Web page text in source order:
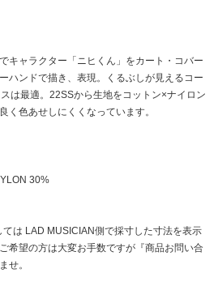
キャラクター「ニヒくん」をカート・コバー
ハンドで描き、表現。くるぶしが見えるコー
は最適。22SSから生地をコットン×ナイロン
く色あせしにくくなっています。
30%
は LAD MUSICIAN側で採寸した寸法を表示
希望の方は大変お手数ですが『商品お問い合
せ。